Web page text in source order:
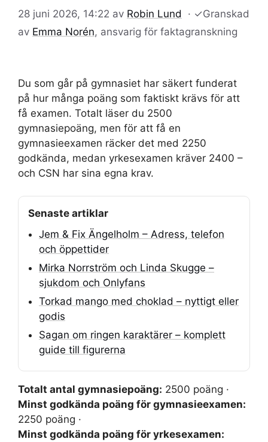
28 juni 2026, 14:22 av Robin Lund · ✓Granskad
av Emma Norén, ansvarig för faktagranskning
Du som går på gymnasiet har säkert funderat
på hur många poäng som faktiskt krävs för att
få examen. Totalt läser du 2500
gymnasiepoäng, men för att få en
gymnasieexamen räcker det med 2250
godkända, medan yrkesexamen kräver 2400 –
och CSN har sina egna krav.
Senaste artiklar
Jem & Fix Ängelholm – Adress, telefon
och öppettider
Mirka Norrström och Linda Skugge –
sjukdom och Onlyfans
Torkad mango med choklad – nyttigt eller
godis
Sagan om ringen karaktärer – komplett
guide till figurerna
Totalt antal gymnasiepoäng: 2500 poäng ·
Minst godkända poäng för gymnasieexamen:
2250 poäng ·
Minst godkända poäng för yrkesexamen: